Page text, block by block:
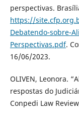
perspectivas.
https://
Debatendo-sobre-
Perspectivas.pdf.
16/06/2023.
OLIVEN, Leonora.
respostas do
Conpedi Law